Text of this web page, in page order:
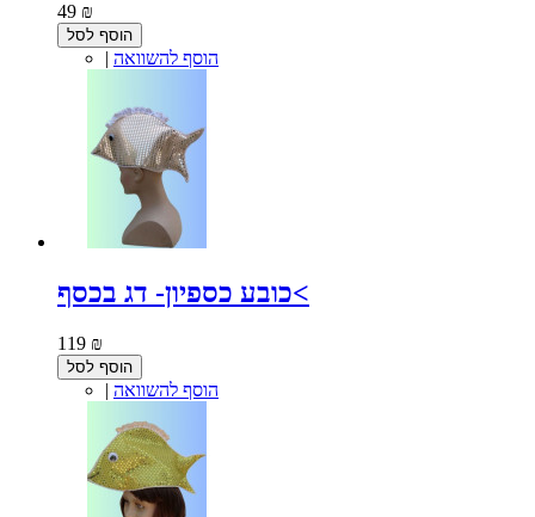
49 ₪
הוסף לסל
| הוסף להשוואה
כובע כספיון- דג בכסף<
119 ₪
הוסף לסל
| הוסף להשוואה